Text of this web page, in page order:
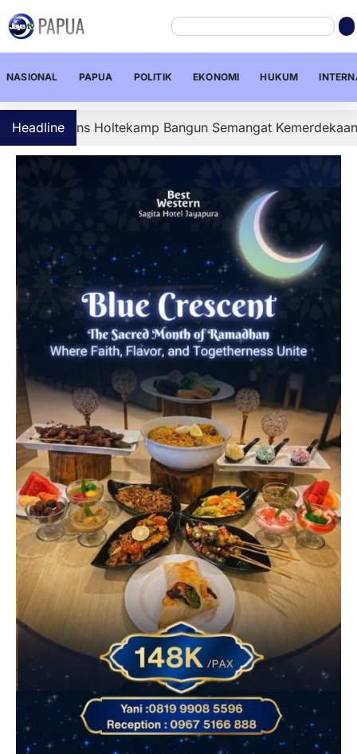
NASIONAL PAPUA POLITIK EKONOMI HUKUM
Headline
Holtekamp Bangun Semangat Kemerdekaan Lewat